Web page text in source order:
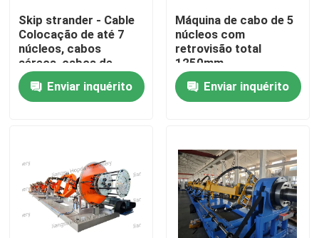
Produtos
Skip strander - Cable
Colocação de até 7
núcleos, cabos
aéreos, cabos de
controlo, cabos de
alimentação
Enviar inquérito
Máquina de cabo de 5
núcleos com
retrovisão total
1250mm
Enviar inquérito